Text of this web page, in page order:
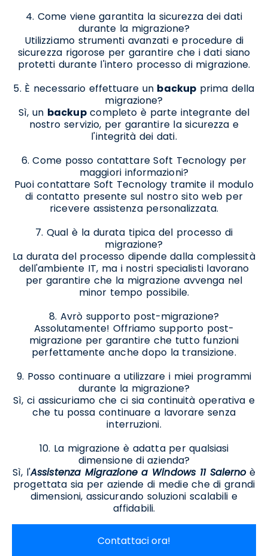
4. Come viene garantita la sicurezza dei dati
durante la migrazione?
Utilizziamo strumenti avanzati e procedure di
sicurezza rigorose per garantire che i dati siano
protetti durante l'intero processo di migrazione.
5. È necessario effettuare un backup prima della
migrazione?
Sì, un backupcompleto è parte integrante del
nostro servizio, per garantire la sicurezza e
l'integrità dei dati.
6. Come posso contattare Soft Tecnology per
maggiori informazioni?
Puoi contattare Soft Tecnology tramite il modulo
di contatto presente sul nostro sito web per
ricevere assistenza personalizzata.
7. Qual è la durata tipica del processo di
migrazione?
La durata del processo dipende dalla complessità
dell'ambiente IT, ma i nostri specialisti lavorano
per garantire che la migrazione avvenga nel
minor tempo possibile.
8. Avrò supporto post-migrazione?
Assolutamente! Offriamo supporto post-
migrazione per garantire che tutto funzioni
perfettamente anche dopo la transizione.
9. Posso continuare a utilizzare i miei programmi
durante la migrazione?
Sì, ci assicuriamo che ci sia continuità operativa e
che tu possa continuare a lavorare senza
interruzioni.
10. La migrazione è adatta per qualsiasi
dimensione di azienda?
Sì, l'Assistenza Migrazione a Windows 11 Salernoè
progettata sia per aziende di medie che di grandi
dimensioni, assicurando soluzioni scalabili e
affidabili.
Contattaci ora!